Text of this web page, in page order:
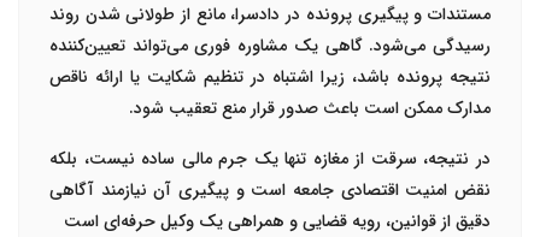
مستندات و پیگیری پرونده در دادسرا، مانع از طولانی شدن روند
رسیدگی می‌شود. گاهی یک مشاوره فوری می‌تواند تعیین‌کننده
نتیجه پرونده باشد، زیرا اشتباه در تنظیم شکایت یا ارائه ناقص
مدارک ممکن است باعث صدور قرار منع تعقیب شود.
در نتیجه، سرقت از مغازه تنها یک جرم مالی ساده نیست، بلکه
نقض امنیت اقتصادی جامعه است و پیگیری آن نیازمند آگاهی
دقیق از قوانین، رویه قضایی و همراهی یک وکیل حرفه‌ایاست